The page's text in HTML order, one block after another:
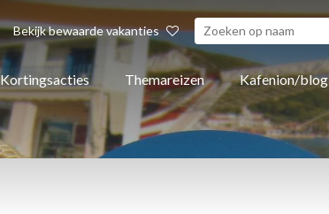
Bekijk bewaarde vakanties
Kortingsacties Themareizen Kafenion/blog